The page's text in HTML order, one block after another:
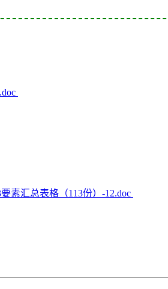
素汇总表格（113份）-12.doc